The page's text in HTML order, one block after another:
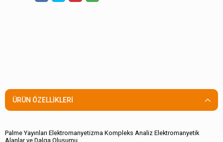
ÜRÜN ÖZELLIKLERI
Palme Yayınları Elektromanyetizma Kompleks Analiz Elektromanyetik
Alanlar ve Dalga Oluşumu